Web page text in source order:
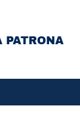
PATRONA